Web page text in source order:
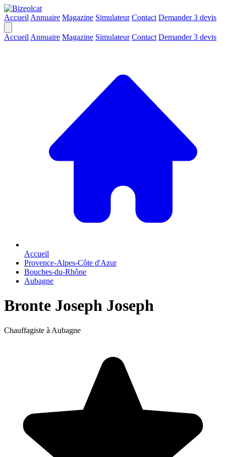
Accueil Annuaire Magazine Simulateur Contact Demander 3 devis
Accueil Annuaire Magazine Simulateur Contact Demander 3 devis
Accueil
Provence-Alpes-Côte d'Azur
Bouches-du-Rhône
Aubagne
Bronte Joseph Joseph
Chauffagiste à Aubagne